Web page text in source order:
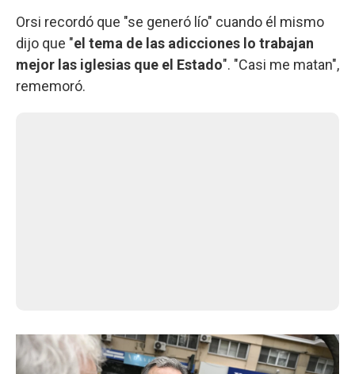
Orsi recordó que "se generó lío" cuando él mismo
dijo que "el tema de las adicciones lo trabajan
mejor las iglesias que el Estado". "Casi me matan",
rememoró.